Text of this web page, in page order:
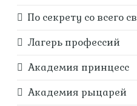
По секрету со всего
Лагерь профессий
Академия принцесс
Академия рыцарей